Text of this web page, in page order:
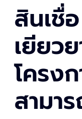
สินเชื่
เยียว
โครง
สามา